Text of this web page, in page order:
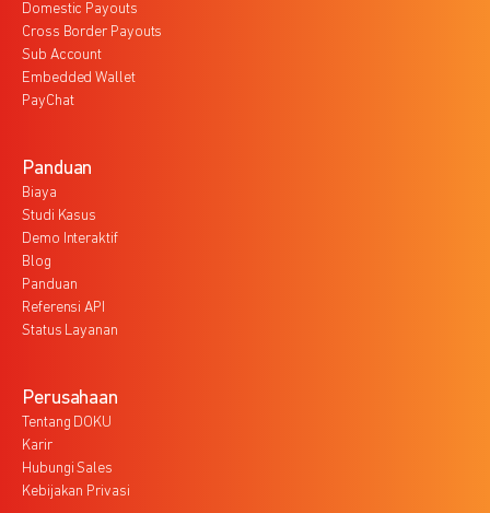
Domestic Payouts
Cross Border Payouts
Sub Account
Embedded Wallet
PayChat
Panduan
Biaya
Studi Kasus
Demo Interaktif
Blog
Panduan
Referensi API
Status Layanan
Perusahaan
Tentang DOKU
Karir
Hubungi Sales
Kebijakan Privasi